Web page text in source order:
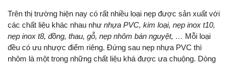
Trên thị trường hiện nay có rất nhiều loại nẹp được sản xuất với
các chất liệu khác nhau như nhựa PVC, kim loại, nẹp inox t10,
nẹp inox t8, đồng, thau, gỗ, nẹp nhôm bán nguyệt, … Mỗi loại
đều có ưu nhược điểm riêng. Đứng sau nẹp nhựa PVC thì
nhôm là một trong những chất liệu khá được ưa chuộng. Dòng